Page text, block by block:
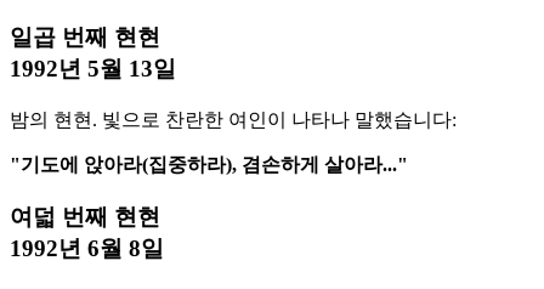
일곱 번째 현현
1992년 5월 13일
밤의 현현. 빛으로 찬란한 여인이 나타나 말했습니다:
"기도에 앉아라(집중하라), 겸손하게 살아라..."
여덟 번째 현현
1992년 6월 8일